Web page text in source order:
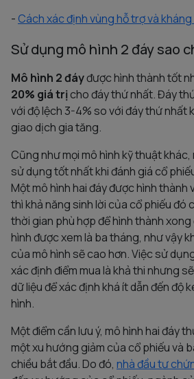
- Cách xác định vùng hỗ trợ và
Sử dụng mô hình 2 đáy sao
Mô hình 2 đáyđược hình thành tốt
20% giá trị cho đáy thứ nhất. Đáy
với độ lệch 3-4% so với đáy thứ nhất
giao dịch gia tăng.
Cũng như mọi mô hình kỹ thuật khác,
sử dụng tốt nhất khi đánh giá cổ
Một mô hình hai đáy được hình thành
thì khả năng sinh lời của cổ phiếu đó
thời gian phù hợp để hình thành
hình được xem là ba tháng, như vậy
của mô hình sẽ cao hơn. Việc sử
xác định điểm mua là khả thi nhưng
dữ liệu để xác định khá ít dẫn đến độ
hình.
Một điểm cần lưu ý, mô hình hai đáy
một xu hướng giảm của cổ phiếu và
chiều bắt đầu. Do đó, nhà đầu tư